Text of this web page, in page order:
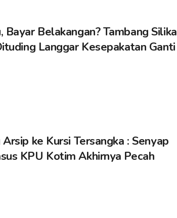
Bayar Belakangan? Tambang Silika
Langgar Kesepakatan Ganti
ke Kursi Tersangka : Senyap
KPU Kotim Akhirnya Pecah